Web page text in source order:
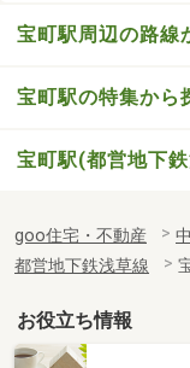
宝町駅周辺の路線
宝町駅の特集から
宝町駅(都営地下
goo住宅・不動産
都営地下鉄浅草線
お役立ち情報